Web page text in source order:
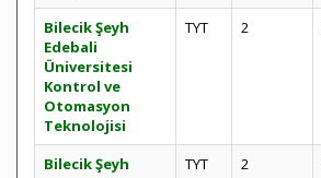
Bilecik Şeyh
Edebali
Üniversitesi
Kontrol ve
Otomasyon
Teknolojisi
TYT 2
Bilecik Şeyh
TYT 2